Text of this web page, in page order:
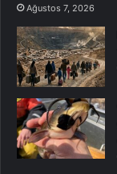
Ağustos 7, 2026